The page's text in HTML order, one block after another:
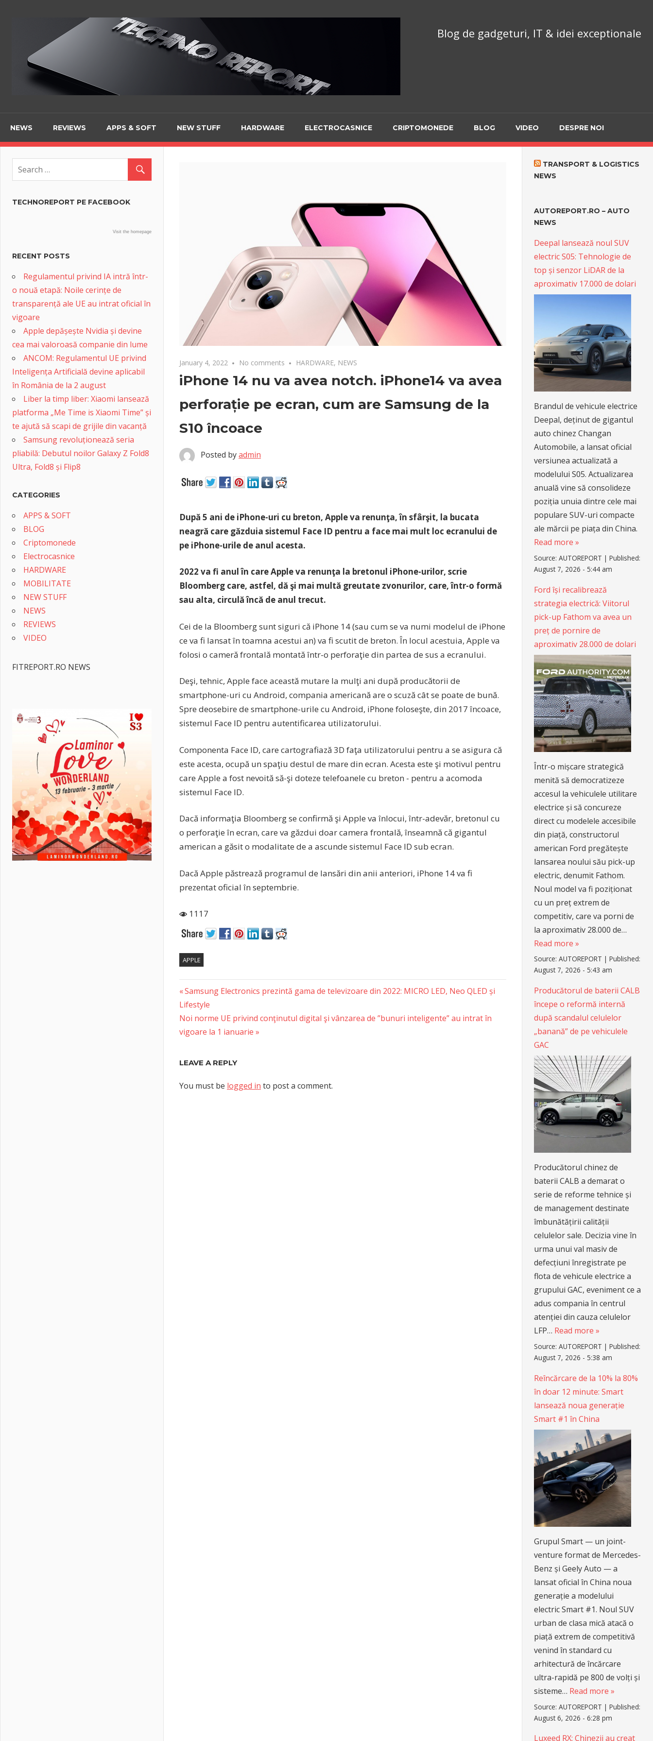
TechnoReport.ro
Blog de gadgeturi, IT & idei exceptionale
NEWS REVIEWS APPS & SOFT NEW STUFF HARDWARE ELECTROCASNICE CRIPTOMONEDE BLOG VIDEO DESPRE NOI
January 4, 2022 No comments HARDWARE, NEWS
iPhone 14 nu va avea notch. iPhone14 va avea
perforație pe ecran, cum are Samsung de la
S10 încoace
Posted byadmin
După 5 ani de iPhone-uri cu breton, Apple va renunţa, în sfârşit, la bucata
neagră care găzduia sistemul Face ID pentru a face mai mult loc ecranului de
pe iPhone-urile de anul acesta.
2022 va fi anul în care Apple va renunţa la bretonul iPhone-urilor, scrie
Bloomberg care, astfel, dă şi mai multă greutate zvonurilor, care, într-o formă
sau alta, circulă încă de anul trecut.
Cei de la Bloomberg sunt siguri că iPhone 14 (sau cum se va numi modelul de iPhone
ce va fi lansat în toamna acestui an) va fi scutit de breton. În locul acestuia, Apple va
folosi o cameră frontală montată într-o perforaţie din partea de sus a ecranului.
Deşi, tehnic, Apple face această mutare la mulţi ani după producătorii de
smartphone-uri cu Android, compania americană are o scuză cât se poate de bună.
Spre deosebire de smartphone-urile cu Android, iPhone foloseşte, din 2017 încoace,
sistemul Face ID pentru autentificarea utilizatorului.
Componenta Face ID, care cartografiază 3D faţa utilizatorului pentru a se asigura că
este acesta, ocupă un spaţiu destul de mare din ecran. Acesta este şi motivul pentru
care Apple a fost nevoită să-şi doteze telefoanele cu breton - pentru a acomoda
sistemul Face ID.
Dacă informaţia Bloomberg se confirmă şi Apple va înlocui, într-adevăr, bretonul cu
o perforaţie în ecran, care va găzdui doar camera frontală, înseamnă că gigantul
american a găsit o modalitate de a ascunde sistemul Face ID sub ecran.
Dacă Apple păstrează programul de lansări din anii anteriori, iPhone 14 va fi
prezentat oficial în septembrie.
1117
APPLE
Post
navigation
Previous
Post:
Samsung Electronics prezintă gama de televizoare din 2022: MICRO LED, Neo QLED și
Lifestyle
Next
Post:
Noi norme UE privind conţinutul digital şi vânzarea de ”bunuri inteligente” au intrat în
vigoare la 1 ianuarie
LEAVE A REPLY
You must be logged in to post a comment.
TECHNOREPORT PE FACEBOOK
Visit the homepage
RECENT POSTS
Regulamentul privind IA intră într-
o nouă etapă: Noile cerințe de
transparență ale UE au intrat oficial în
vigoare
Apple depășește Nvidia și devine
cea mai valoroasă companie din lume
ANCOM: Regulamentul UE privind
Inteligența Artificială devine aplicabil
în România de la 2 august
Liber la timp liber: Xiaomi lansează
platforma „Me Time is Xiaomi Time” și
te ajută să scapi de grijile din vacanță
Samsung revoluționează seria
pliabilă: Debutul noilor Galaxy Z Fold8
Ultra, Fold8 și Flip8
CATEGORIES
APPS & SOFT
BLOG
Criptomonede
Electrocasnice
HARDWARE
MOBILITATE
NEW STUFF
NEWS
REVIEWS
VIDEO
FITREPORT.RO NEWS
TRANSPORT & LOGISTICS
NEWS
AUTOREPORT.RO – AUTO
NEWS
Deepal lansează noul SUV
electric S05: Tehnologie de
top și senzor LiDAR de la
aproximativ 17.000 de dolari
Brandul de vehicule electrice
Deepal, deținut de gigantul
auto chinez Changan
Automobile, a lansat oficial
versiunea actualizată a
modelului S05. Actualizarea
anuală vine să consolideze
poziția unuia dintre cele mai
populare SUV-uri compacte
ale mărcii pe piața din China.
Read more »
Source:AUTOREPORT |Published:
August 7, 2026 - 5:44 am
Ford își recalibrează
strategia electrică: Viitorul
pick-up Fathom va avea un
preț de pornire de
aproximativ 28.000 de dolari
Într-o mișcare strategică
menită să democratizeze
accesul la vehiculele utilitare
electrice și să concureze
direct cu modelele accesibile
din piață, constructorul
american Ford pregătește
lansarea noului său pick-up
electric, denumit Fathom.
Noul model va fi poziționat
cu un preț extrem de
competitiv, care va porni de
la aproximativ 28.000 de…
Read more »
Source:AUTOREPORT |Published:
August 7, 2026 - 5:43 am
Producătorul de baterii CALB
începe o reformă internă
după scandalul celulelor
„banană” de pe vehiculele
GAC
Producătorul chinez de
baterii CALB a demarat o
serie de reforme tehnice și
de management destinate
îmbunătățirii calității
celulelor sale. Decizia vine în
urma unui val masiv de
defecțiuni înregistrate pe
flota de vehicule electrice a
grupului GAC, eveniment ce a
adus compania în centrul
atenției din cauza celulelor
LFP… Read more »
Source:AUTOREPORT |Published:
August 7, 2026 - 5:38 am
Reîncărcare de la 10% la 80%
în doar 12 minute: Smart
lansează noua generație
Smart #1 în China
Grupul Smart — un joint-
venture format de Mercedes-
Benz și Geely Auto — a
lansat oficial în China noua
generație a modelului
electric Smart #1. Noul SUV
urban de clasa mică atacă o
piață extrem de competitivă
venind în standard cu
arhitectură de încărcare
ultra-rapidă pe 800 de volți și
sisteme… Read more »
Source:AUTOREPORT |Published:
August 6, 2026 - 6:28 pm
Luxeed RX: Chinezii au creat